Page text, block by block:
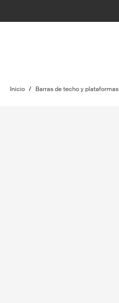
Inicio / Barras de techo y plataformas